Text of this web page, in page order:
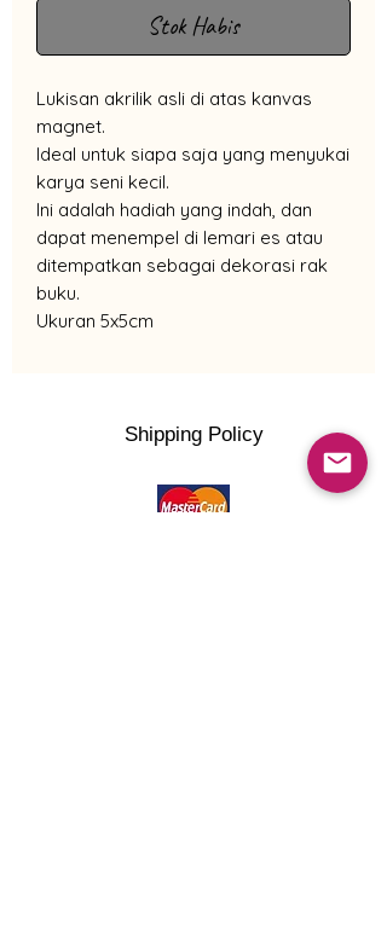
Stok Habis
Lukisan akrilik asli di atas kanvas
magnet.
Ideal untuk siapa saja yang menyukai
karya seni kecil.
Ini adalah hadiah yang indah, dan
dapat menempel di lemari es atau
ditempatkan sebagai dekorasi rak
buku.
Ukuran 5x5cm
Shipping Policy